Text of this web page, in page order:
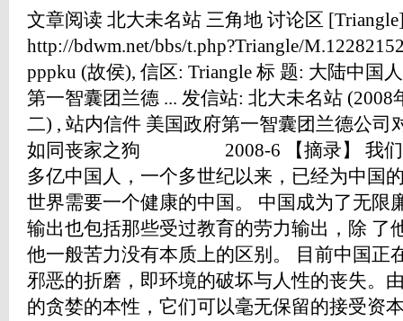
文章阅读 北大未名站 三角地 讨论区
http://bdwm.net/bbs/t.php?Triangle/
pppku (故侯), 信区: Triangle 标 题: 大陆中国
第一智囊团兰德 ... 发信站: 北大未名站 (2008
二) , 站内信件 美国政府第一智囊团兰德公司
如同丧家之狗 2008-6 【摘录】 我们和
多亿中国人，一个多世纪以来，已经为中国
世界需要一个健康的中国。 中国成为了无限
输出也包括那些受过教育的劳力输出，除 了
他一般苦力没有本质上的区别。 目前中国正
邪恶的折磨，即环境的破坏与人性的丧失。
的贪婪的本性，它们可以毫无保留的接受资